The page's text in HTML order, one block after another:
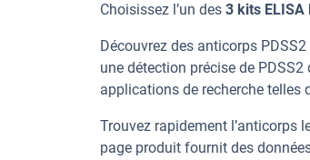
Choisissez l’un des 3 kits ELISA
Découvrez des anticorps
une détection précise de
applications de recherche telles
Trouvez rapidement l’anticorps
page produit fournit des